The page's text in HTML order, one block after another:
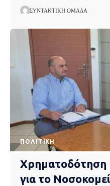
ΣΥΝΤΑΚΤΙΚΉ ΟΜΆΔΑ
ΠΟΛΙΤΙΚΉ
Χρηματοδότηση
για το